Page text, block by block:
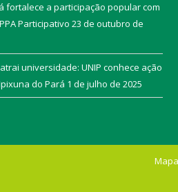
fortalece a participação popular com
Participativo 23 de outubro de
universidade: UNIP conhece ação
do Pará 1 de julho de 2025